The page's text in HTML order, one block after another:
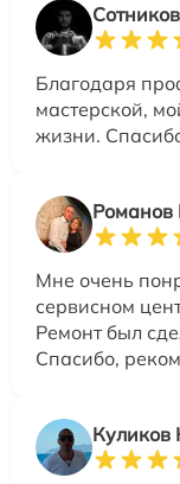
Благодаря
мастерской,
жизни.
Романов
Мне очень
сервисном
Ремонт был
Спасибо,
Куликов